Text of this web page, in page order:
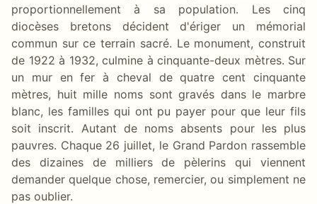
proportionnellement à sa population. Les cinq
diocèses bretons décident d'ériger un mémorial
commun sur ce terrain sacré. Le monument, construit
de 1922 à 1932, culmine à cinquante-deux mètres. Sur
un mur en fer à cheval de quatre cent cinquante
mètres, huit mille noms sont gravés dans le marbre
blanc, les familles qui ont pu payer pour que leur fils
soit inscrit. Autant de noms absents pour les plus
pauvres. Chaque 26 juillet, le Grand Pardon rassemble
des dizaines de milliers de pèlerins qui viennent
demander quelque chose, remercier, ou simplement ne
pas oublier.